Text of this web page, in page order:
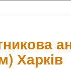
Харків